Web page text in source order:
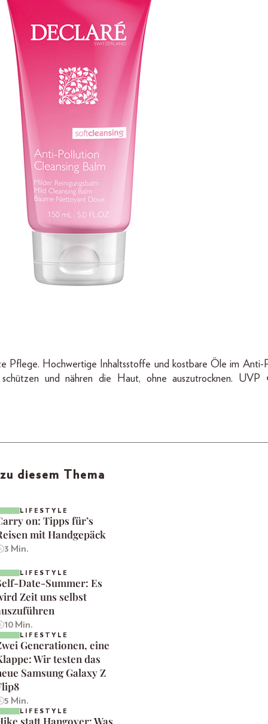
Pflege. Hochwertige Inhaltsstoffe und kostbare Öle im Anti-
und nähren die Haut, ohne auszutrocknen.
diesem Thema
LIFESTYLE
on: Tipps für’s
mit Handgepäck
3 Min.
LIFESTYLE
Date-Summer: Es
Zeit uns selbst
10 Min.
LIFESTYLE
Generationen, eine
Wir testen das
Samsung Galaxy Z
5 Min.
LIFESTYLE
statt Hangover: Was